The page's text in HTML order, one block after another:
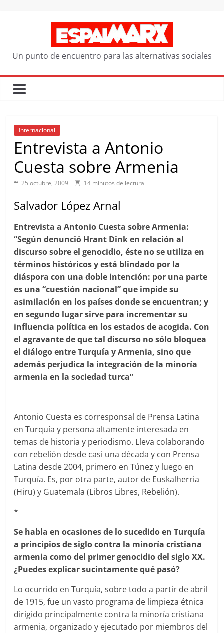
Un punto de encuentro para las alternativas sociales
Internacional
Entrevista a Antonio
Cuesta sobre Armenia
25 octubre, 2009 14 minutos de lectura
Salvador López Arnal
Entrevista a Antonio Cuesta sobre Armenia:
“Según denunció Hrant Dink en relación al
discurso sobre el genocidio, éste no se utiliza en
términos históricos y está blindado por la
diáspora con una doble intención: por una parte
es una “cuestión nacional” que impide su
asimilación en los países donde se encuentran; y
en segundo lugar sirve para incrementar su
influencia política en los estados de acogida. Con
el agravante de que tal discurso no sólo bloquea
el diálogo entre Turquía y Armenia, sino que
además perjudica la integración de la minoría
armenia en la sociedad turca”
Antonio Cuesta es corresponsal de Prensa Latina
en Turquía y persona altamente interesada en
temas de historia y periodismo. Lleva colaborando
con rebelión desde casi una década y con Prensa
Latina desde 2004, primero en Túnez y luego en
Turquía. Es, por otra parte, autor de Euskalherria
(Hiru) y Guatemala (Libros Libres, Rebelión).
*
Se habla en ocasiones de lo sucedido en Turquía
a principios de siglo contra la minoría cristiana
armenia como del primer genocidio del siglo XX.
¿Puedes explicar sucintamente qué pasó?
Lo ocurrido en Turquía, sobre todo a partir de abril
de 1915, fue un vasto programa de limpieza étnica
dirigido principalmente contra la minoría cristiana
armenia, organizado y ejecutado por miembros del